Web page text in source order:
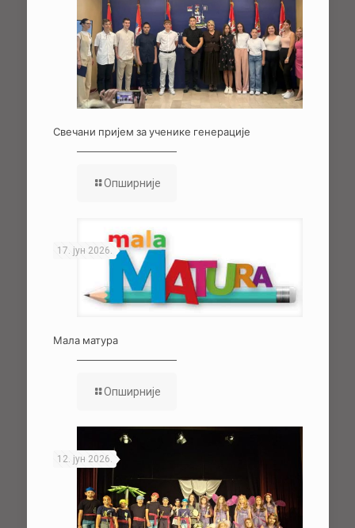
Свечани пријем за ученике генерације
Опширније
17. јун 2026.
Мала матура
Опширније
12. јун 2026.